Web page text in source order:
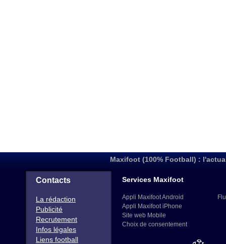
Maxifoot (100% Football) :
Contacts
La rédaction
Publicité
Recrutement
Infos légales
Liens football
Services Maxifoot
Appli Maxifoot Android
Appli Maxifoot iPhone
Site web Mobile
Choix de consentement